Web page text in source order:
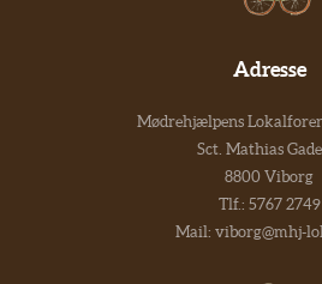
Adresse
Mødrehjælpens
Sct. Mathias
8800 Viborg
Tlf.: 5767 2749
Mail: viborg@mhj-